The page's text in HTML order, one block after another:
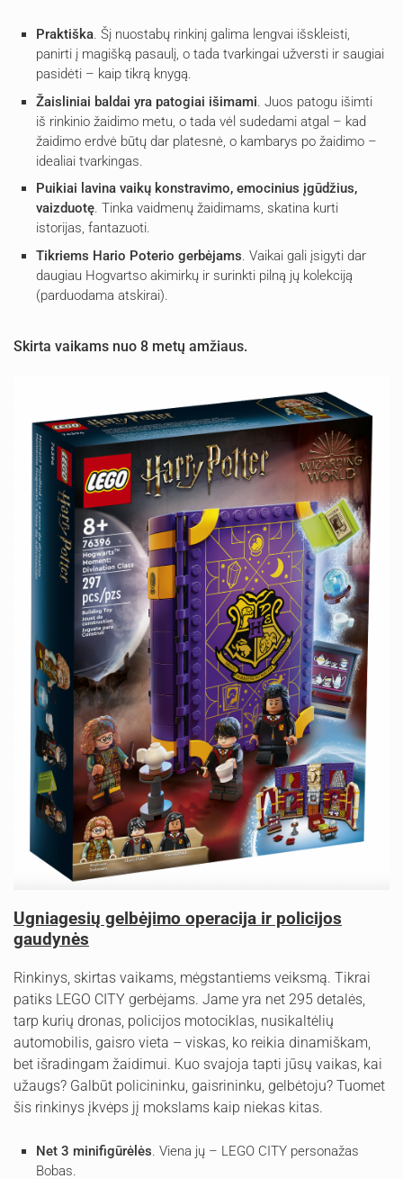
Praktiška. Šį nuostabų rinkinį galima lengvai išskleisti,
panirti į magišką pasaulį, o tada tvarkingai užversti ir saugiai
pasidėti – kaip tikrą knygą.
Žaisliniai baldai yra patogiai išimami. Juos patogu išimti
iš rinkinio žaidimo metu, o tada vėl sudedami atgal – kad
žaidimo erdvė būtų dar platesnė, o kambarys po žaidimo –
idealiai tvarkingas.
Puikiai lavina vaikų konstravimo, emocinius įgūdžius,
vaizduotę. Tinka vaidmenų žaidimams, skatina kurti
istorijas, fantazuoti.
Tikriems Hario Poterio gerbėjams. Vaikai gali įsigyti dar
daugiau Hogvartso akimirkų ir surinkti pilną jų kolekciją
(parduodama atskirai).
Skirta vaikams nuo 8 metų amžiaus.
Ugniagesių gelbėjimo operacija ir policijos
gaudynės
Rinkinys, skirtas vaikams, mėgstantiems veiksmą. Tikrai
patiks LEGO CITY gerbėjams. Jame yra net 295 detalės,
tarp kurių dronas, policijos motociklas, nusikaltėlių
automobilis, gaisro vieta – viskas, ko reikia dinamiškam,
bet išradingam žaidimui. Kuo svajoja tapti jūsų vaikas, kai
užaugs? Galbūt policininku, gaisrininku, gelbėtoju? Tuomet
šis rinkinys įkvėps jį mokslams kaip niekas kitas.
Net 3 minifigūrėlės. Viena jų – LEGO CITY personažas
Bobas.